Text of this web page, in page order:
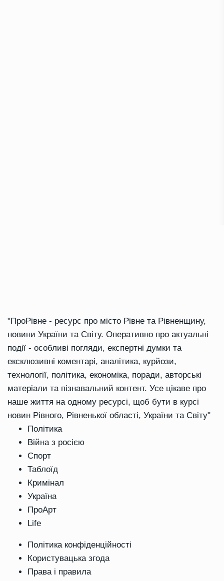
"ПроРівне - ресурс про місто Рівне та Рівненщину,
новини України та Світу. Оперативно про актуальні
події - особливі погляди, експертні думки та
ексклюзивні коментарі, аналітика, курйози,
технології, політика, економіка, поради, авторські
матеріали та пізнавальний контент. Усе цікаве про
наше життя на одному ресурсі, щоб бути в курсі
новин Рівного, Рівненької області, України та Світу"
Політика
Війна з росією
Спорт
Таблоїд
Кримінал
Україна
ПроАрт
Life
Політика конфіденційності
Користувацька згода
Права і правила